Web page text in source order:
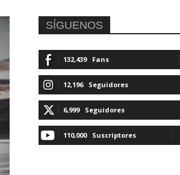
SÍGUENOS
132,439 Fans
12,196 Seguidores
6,999 Seguidores
110,000 Suscriptores